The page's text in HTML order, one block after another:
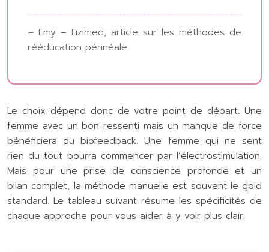
– Emy – Fizimed, article sur les méthodes de
rééducation périnéale
Le choix dépend donc de votre point de départ. Une
femme avec un bon ressenti mais un manque de force
bénéficiera du biofeedback. Une femme qui ne sent
rien du tout pourra commencer par l’électrostimulation.
Mais pour une prise de conscience profonde et un
bilan complet, la méthode manuelle est souvent le gold
standard. Le tableau suivant résume les spécificités de
chaque approche pour vous aider à y voir plus clair.